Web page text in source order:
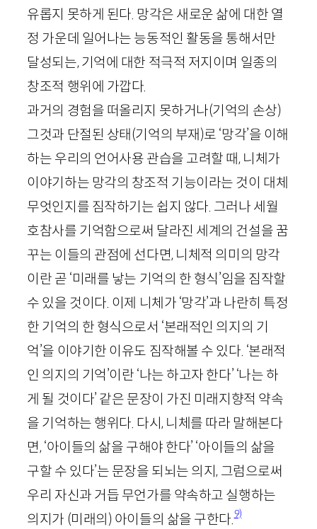
유롭지 못하게 된다. 망각은 새로운 삶에 대한 열
정 가운데 일어나는 능동적인 활동을 통해서만
달성되는, 기억에 대한 적극적 저지이며 일종의
창조적 행위에 가깝다.
과거의 경험을 떠올리지 못하거나(기억의 손상)
그것과 단절된 상태(기억의 부재)로 ‘망각’을 이해
하는 우리의 언어사용 관습을 고려할 때, 니체가
이야기하는 망각의 창조적 기능이라는 것이 대체
무엇인지를 짐작하기는 쉽지 않다. 그러나 세월
호참사를 기억함으로써 달라진 세계의 건설을 꿈
꾸는 이들의 관점에 선다면, 니체적 의미의 망각
이란 곧 ‘미래를 낳는 기억의 한 형식’임을 짐작할
수 있을 것이다. 이제 니체가 ‘망각’과 나란히 특정
한 기억의 한 형식으로서 ‘본래적인 의지의 기
억’을 이야기한 이유도 짐작해볼 수 있다. ‘본래적
인 의지의 기억’이란 ‘나는 하고자 한다’ ‘나는 하
게 될 것이다’ 같은 문장이 가진 미래지향적 약속
을 기억하는 행위다. 다시, 니체를 따라 말해본다
면, ‘아이들의 삶을 구해야 한다’ ‘아이들의 삶을
구할 수 있다’는 문장을 되뇌는 의지, 그럼으로써
우리 자신과 거듭 무언가를 약속하고 실행하는
의지가 (미래의) 아이들의 삶을 구한다.9)